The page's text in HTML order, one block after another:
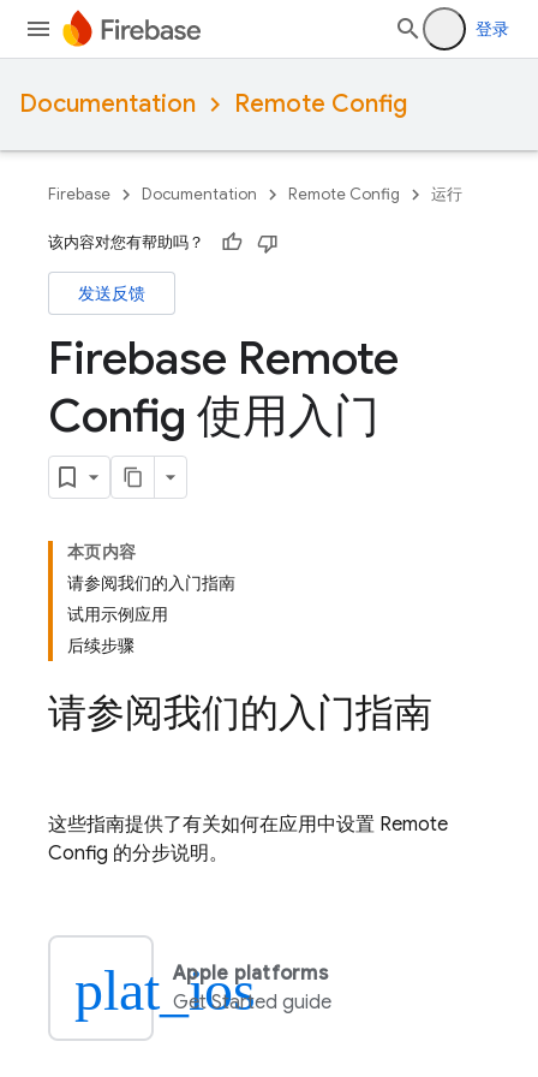
登录
Documentation Remote Config
Firebase Documentation Remote Config 运行
该内容对您有帮助吗？
发送反馈
Firebase Remote
Config 使用入门
本页内容
请参阅我们的入门指南
试用示例应用
后续步骤
请参阅我们的入门指南
这些指南提供了有关如何在应用中设置 Remote
Config 的分步说明。
plat_ios
Apple platforms
Get Started guide